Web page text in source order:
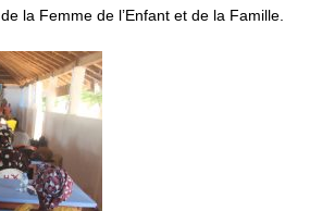
la Femme de l’Enfant et de la Famille.